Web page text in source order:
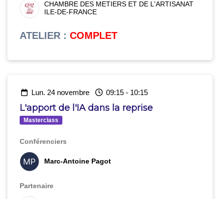
CHAMBRE DES METIERS ET DE L'ARTISANAT
ILE-DE-FRANCE
ATELIER : COMPLET
lun. 24 novembre 09:15- 10:15
L'apport de l'IA dans la reprise
Masterclass
Conférenciers
Marc-Antoine Pagot
Partenaire